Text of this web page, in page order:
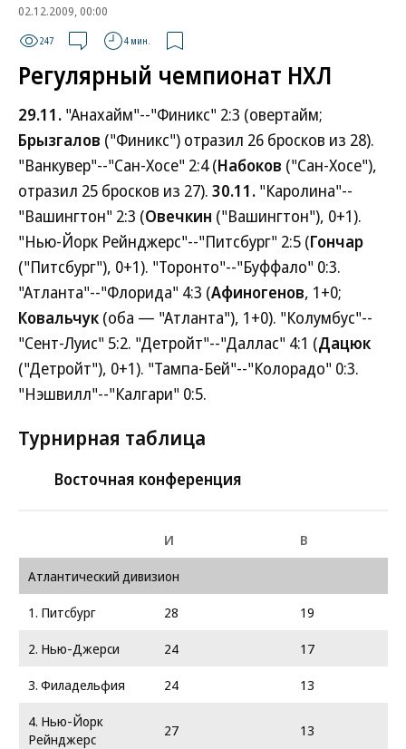
02.12.2009, 00:00
247 4 мин.
Регулярный чемпионат НХЛ
29.11. "Анахайм"--"Финикс" 2:3 (овертайм;
Брызгалов ("Финикс") отразил 26 бросков из 28).
"Ванкувер"--"Сан-Хосе" 2:4 (Набоков ("Сан-Хосе"),
отразил 25 бросков из 27). 30.11. "Каролина"--
"Вашингтон" 2:3 (Овечкин ("Вашингтон"), 0+1).
"Нью-Йорк Рейнджерс"--"Питсбург" 2:5 (Гончар
("Питсбург"), 0+1). "Торонто"--"Буффало" 0:3.
"Атланта"--"Флорида" 4:3 (Афиногенов, 1+0;
Ковальчук (оба — "Атланта"), 1+0). "Колумбус"--
"Сент-Луис" 5:2. "Детройт"--"Даллас" 4:1 (Дацюк
("Детройт"), 0+1). "Тампа-Бей"--"Колорадо" 0:3.
"Нэшвилл"--"Калгари" 0:5.
Турнирная таблица
Восточная конференция
И
В
Атлантический дивизион
1. Питсбург
28
19
2. Нью-Джерси
24
17
3. Филадельфия
24
13
4. Нью-Йорк
Рейнджерс
27 13